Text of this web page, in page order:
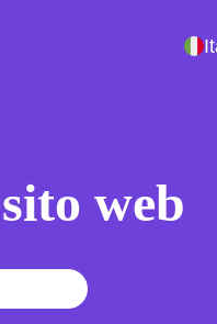
web